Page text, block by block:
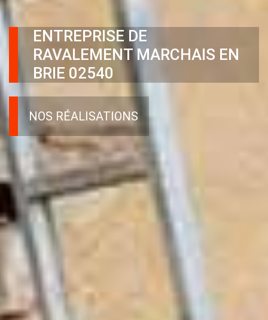
ENTREPRISE DE
RAVALEMENT MARCHAIS EN
BRIE 02540
NOS RÉALISATIONS